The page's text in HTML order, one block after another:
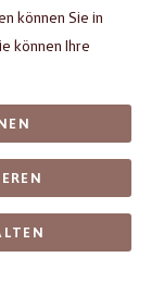
Tafeln
zum
können Sie in
können Ihre